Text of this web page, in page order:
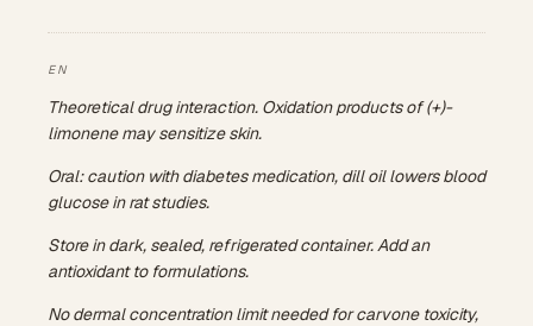
Theoretical drug interaction. Oxidation products of (+)-
limonene may sensitize skin.
Oral: caution with diabetes medication, dill oil lowers blood
glucose in rat studies.
Store in dark, sealed, refrigerated container. Add an
antioxidant to formulations.
No dermal concentration limit needed for carvone toxicity,